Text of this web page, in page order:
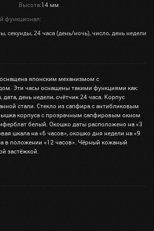
Высота:14 мм
функционал:
секунды, 24 часа (день/ночь), число, день недели
японским механизмом с
Эти часы оснащены такими функциями как:
день недели, счётчик 24 часа. Корпус
стали. Стекло из сапфира с антибликовым
корпуса с прозрачным сапфировым окном
белый. Окошко даты расположено на «3
шкала на «6 часов», окошко дня недели на «9
в положении «12 часов». Чёрный кожаный
застёжкой.